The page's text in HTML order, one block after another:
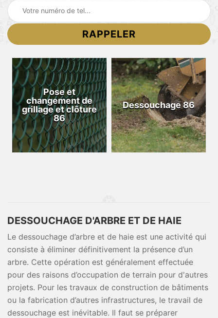
Pose et
changement de
grillage et clôture
86
Dessouchage 86
DESSOUCHAGE D'ARBRE ET DE HAIE
Le dessouchage d’arbre et de haie est une activité qui
consiste à éliminer définitivement la présence d’un
arbre. Cette opération est généralement effectuée
pour des raisons d’occupation de terrain pour d'autres
projets. Pour les travaux de construction de bâtiments
ou la fabrication d’autres infrastructures, le travail de
dessouchage est inévitable. Il faut se préparer